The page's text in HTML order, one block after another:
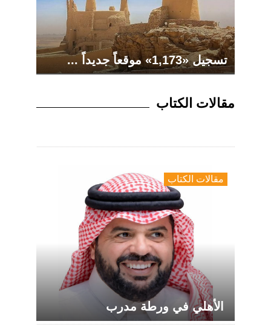
تسجيل «1,173» موقعاً جديداً ...
مقالات الكتاب
الصحافة.. بل يختبر أخلاقيات
ممارسيها
مقالات الكتاب
الأهلي في ورطة مدرب